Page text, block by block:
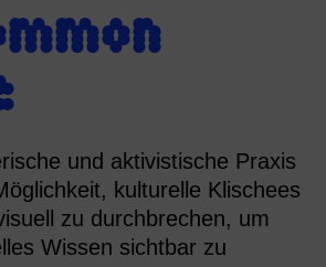
und aktivistische Praxis
kulturelle Klischees
zu durchbrechen, um
Wissen sichtbar zu